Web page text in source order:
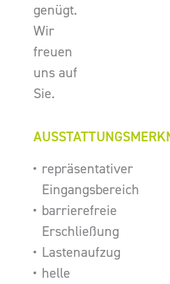
genügt.
Wir
freuen
uns auf
Sie.
repräsentativer
Eingangsbereich
barrierefreie
Erschließung
Lastenaufzug
helle